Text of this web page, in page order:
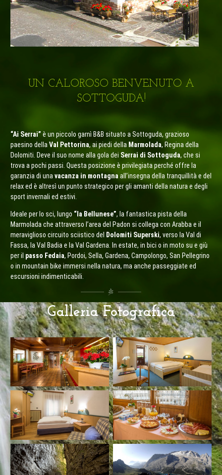
UN CALOROSO BENVENUTO A
SOTTOGUDA!
“Ai Serrai” è un piccolo garnì B&B situato a Sottoguda, grazioso
paesino della Val Pettorina, ai piedi della Marmolada, Regina della
Dolomiti. Deve il suo nome alla gola dei Serrai di Sottoguda, che si
trova a pochi passi. Questa posizione è privilegiata perché offre la
garanzia di una vacanza in montagna all’insegna della tranquillità e del
relax ed è altresì un punto strategico per gli amanti della natura e degli
sport invernali ed estivi.
Ideale per lo sci, lungo “la Bellunese”, la fantastica pista della
Marmolada che attraverso l’area del Padon si collega con Arabba e il
meraviglioso circuito sciistico del
Dolomiti Superski, verso la Val di
Fassa, la Val Badia e la Val Gardena. In estate, in bici o in moto su e giù
per il passo Fedaia, Pordoi, Sella, Gardena, Campolongo, San Pellegrino
o in mountain bike immersi nella natura, ma anche passeggiate ed
escursioni indimenticabili.
Galleria Fotografica